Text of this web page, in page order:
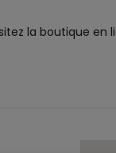
la boutique en